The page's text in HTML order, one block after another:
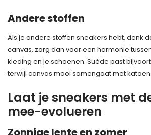
Andere stoffen
Als je andere stoffen sneakers hebt, denk
canvas, zorg dan voor een harmonie
kleding en je schoenen. Suède past
terwijl canvas mooi samengaat met katoen.
Laat je sneakers met
mee-evolueren